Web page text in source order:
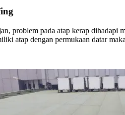
problem pada atap kerap dihadapi
atap dengan permukaan datar